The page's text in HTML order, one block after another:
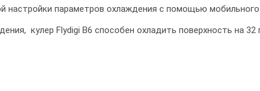
настройки параметров охлаждения с помощью мобильного
кулер Flydigi B6 способен охладить поверхность на 32